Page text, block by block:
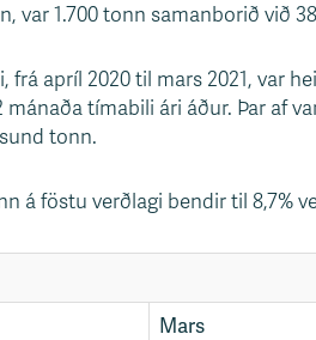
var 1.700 tonn samanborið við
frá apríl 2020 til mars 2021, var
mánaða tímabili ári áður. Þar af
tonn.
á föstu verðlagi bendir til 8,7%
Mars